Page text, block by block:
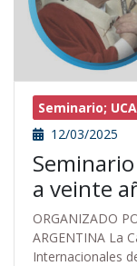
Seminario;
12/03/2025
a veinte
ORGANIZADO
ARGENTINA La
Internacionales